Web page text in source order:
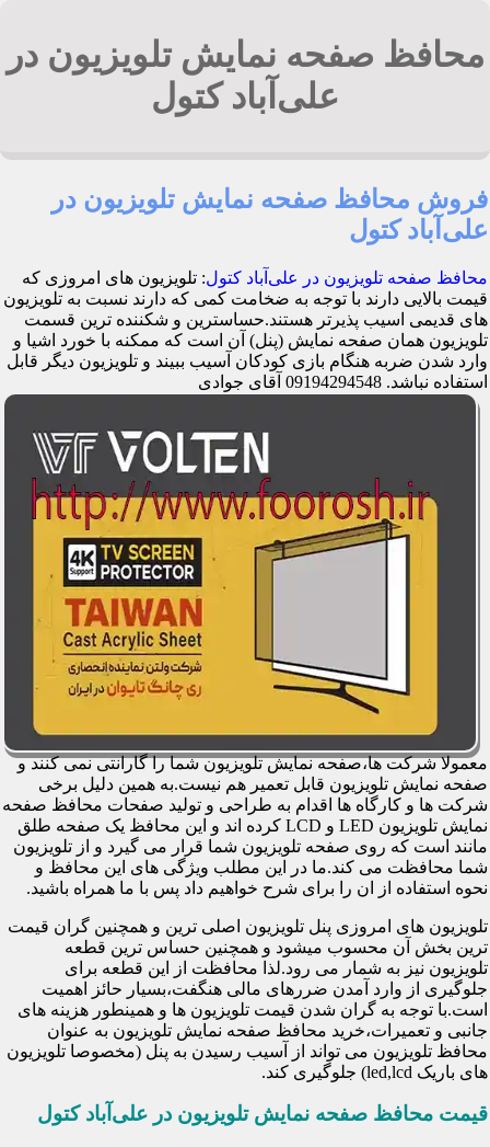
محافظ صفحه نمایش تلویزیون در
علی‌آباد کتول
فروش محافظ صفحه نمایش تلویزیون در
علی‌آباد کتول
محافظ صفحه تلویزیون در علی‌آباد کتول: تلویزیون های امروزی که
قیمت بالایی دارند با توجه به ضخامت کمی که دارند نسبت به تلویزیون
های قدیمی اسیب پذیرتر هستند.حساسترین و شکننده ترین قسمت
تلویزیون همان صفحه نمایش (پنل) آن است که ممکنه با خورد اشیا و
وارد شدن ضربه هنگام بازی کودکان آسیب ببیند و تلویزیون دیگر قابل
استفاده نباشد. 09194294548 آقای جوادی
معمولا شرکت ها،صفحه نمایش تلویزیون شما را گارانتی نمی کنند و
صفحه نمایش تلویزیون قابل تعمیر هم نیست.به همین دلیل برخی
شرکت ها و کارگاه ها اقدام به طراحی و تولید صفحات محافظ صفحه
نمایش تلویزیون LED و LCD کرده اند و این محافظ یک صفحه طلق
مانند است که روی صفحه تلویزیون شما قرار می گیرد و از تلویزیون
شما محافظت می کند.ما در این مطلب ویژگی های این محافظ و
نحوه استفاده از ان را برای شرح خواهیم داد پس با ما همراه باشید.
تلویزیون های امروزی پنل تلویزیون اصلی ترین و همچنین گران قیمت
ترین بخش آن محسوب میشود و همچنین حساس ترین قطعه
تلویزیون نیز به شمار می رود.لذا محافظت از این قطعه برای
جلوگیری از وارد آمدن ضررهای مالی هنگفت،بسیار حائز اهمیت
است.با توجه به گران شدن قیمت تلویزیون ها و همینطور هزینه های
جانبی و تعمیرات،خرید محافظ صفحه نمایش تلویزیون به عنوان
محافظ تلویزیون می تواند از آسیب رسیدن به پنل (مخصوصا تلویزیون
های باریک led,lcd) جلوگیری کند.
قیمت محافظ صفحه نمایش تلویزیون در علی‌آباد کتول